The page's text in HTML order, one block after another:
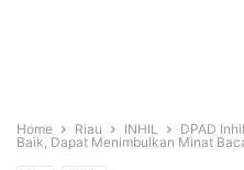
Home Riau INHIL
DPAD
Baik, Dapat Menimbulkan Minat